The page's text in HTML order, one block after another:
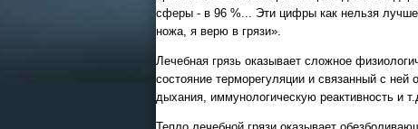
сферы - в 96 %... Эти цифры как нельзя
ножа, я верю в грязи».
Лечебная грязь оказывает сложное
состояние терморегуляции и связанный с
дыхания, иммунологическую реактивность и